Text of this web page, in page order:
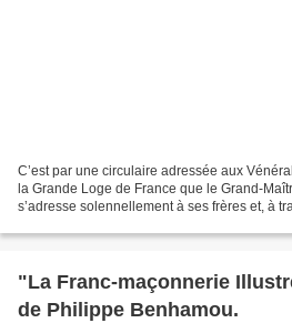
C’est par une circulaire adressée aux
la Grande Loge de France que le Grand-
s’adresse solennellement à ses frères et, à
"La Franc-maçonnerie
de Philippe Benhamou.